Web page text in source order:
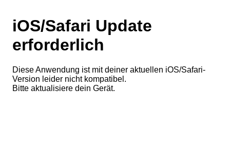
iOS/Safari Update
erforderlich
Diese Anwendung ist mit deiner aktuellen iOS/Safari-
Version leider nicht kompatibel.
Bitte aktualisiere dein Gerät.